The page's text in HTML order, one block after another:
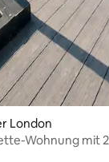
London
Wohnung mit